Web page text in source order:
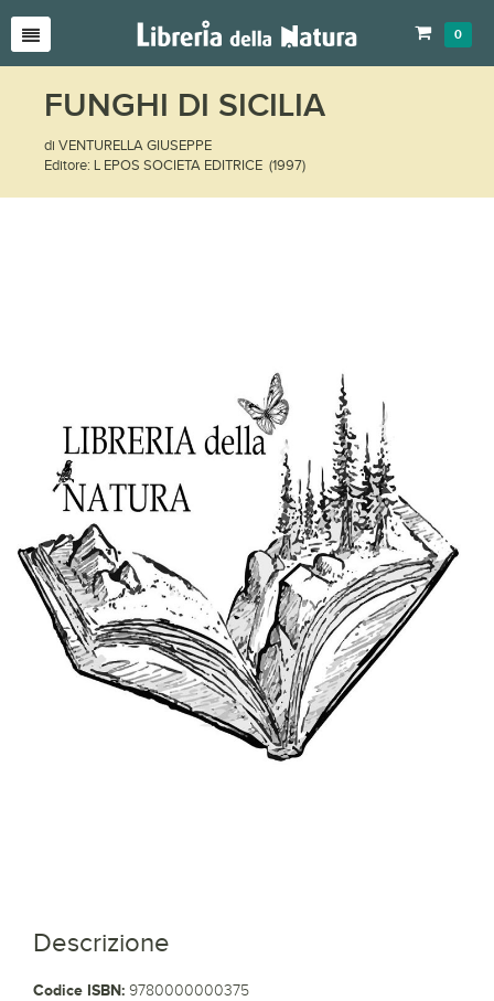
0
FUNGHI DI SICILIA
di VENTURELLA GIUSEPPE
Editore: L EPOS SOCIETA EDITRICE (1997)
Descrizione
Codice ISBN: 9780000000375